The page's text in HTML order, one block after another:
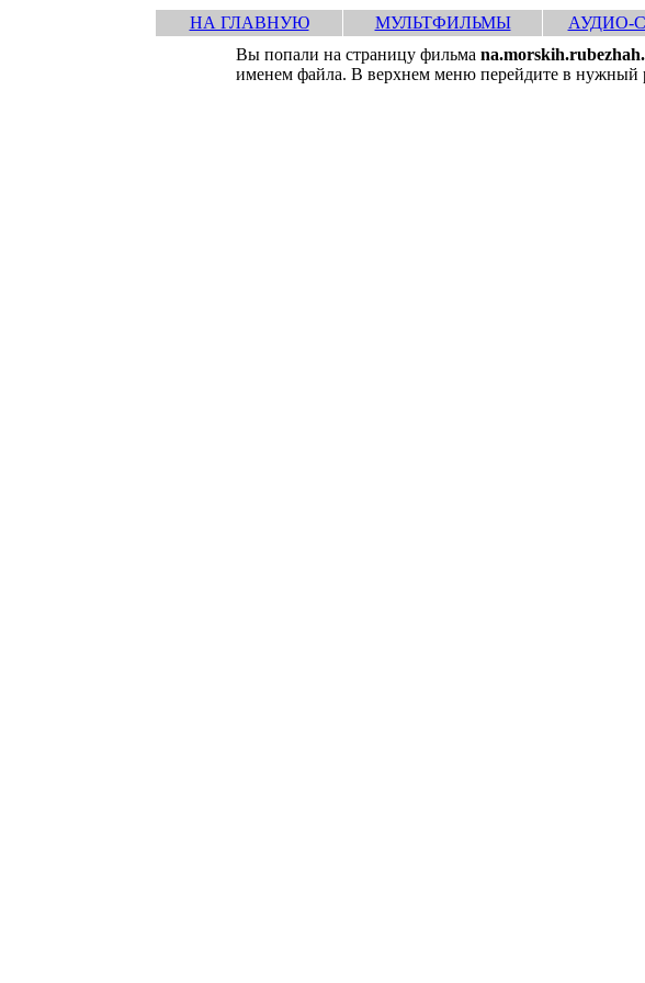
НА ГЛАВНУЮ МУЛЬТФИЛЬМЫ АУДИО-
Вы попали на страницу фильма
именем файла. В верхнем меню перейдите в нужный